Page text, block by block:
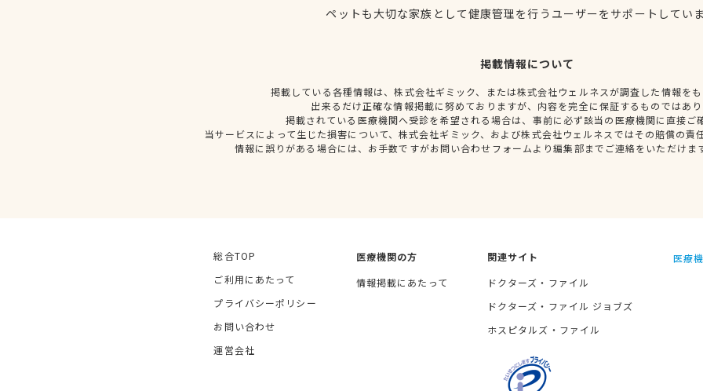
ペットも大切な家族として健康管理を行うユーザーをサポートしてい
掲載情報について
掲載している各種情報は、株式会社ギミック、または株式会社ウェルネスが調査した情報を
出来るだけ正確な情報掲載に努めておりますが、内容を完全に保証するものではあ
掲載されている医療機関へ受診を希望される場合は、事前に必ず該当の医療機関に直接ご
当サービスによって生じた損害について、株式会社ギミック、および株式会社ウェルネスではその賠償の責
情報に誤りがある場合には、お手数ですがお問い合わせフォームより編集部までご連絡をいただけま
総合TOP
ご利用にあたって
プライバシーポリシー
お問い合わせ
運営会社
医療機関の方
情報掲載にあたって
関連サイト
ドクターズ・ファイル
ドクターズ・ファイル ジョブズ
ホスピタルズ・ファイル
医療